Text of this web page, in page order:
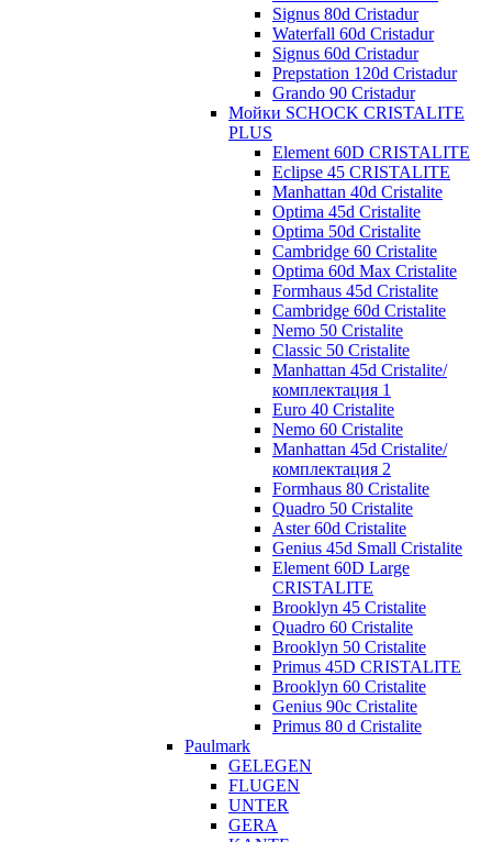
Signus 80d Cristadur
Waterfall 60d Cristadur
Signus 60d Cristadur
Prepstation 120d Cristadur
Grando 90 Cristadur
Мойки SCHOCK CRISTALITE
PLUS
Element 60D CRISTALITE
Eclipse 45 CRISTALITE
Manhattan 40d Cristalite
Optima 45d Cristalite
Optima 50d Cristalite
Cambridge 60 Cristalite
Optima 60d Max Cristalite
Formhaus 45d Cristalite
Cambridge 60d Cristalite
Nemo 50 Cristalite
Classic 50 Cristalite
Manhattan 45d Cristalite/
комплектация 1
Euro 40 Cristalite
Nemo 60 Cristalite
Manhattan 45d Cristalite/
комплектация 2
Formhaus 80 Cristalite
Quadro 50 Cristalite
Aster 60d Cristalite
Genius 45d Small Cristalite
Element 60D Large
CRISTALITE
Brooklyn 45 Cristalite
Quadro 60 Cristalite
Brooklyn 50 Cristalite
Primus 45D CRISTALITE
Brooklyn 60 Cristalite
Genius 90c Cristalite
Primus 80 d Cristalite
Paulmark
GELEGEN
FLUGEN
UNTER
GERA